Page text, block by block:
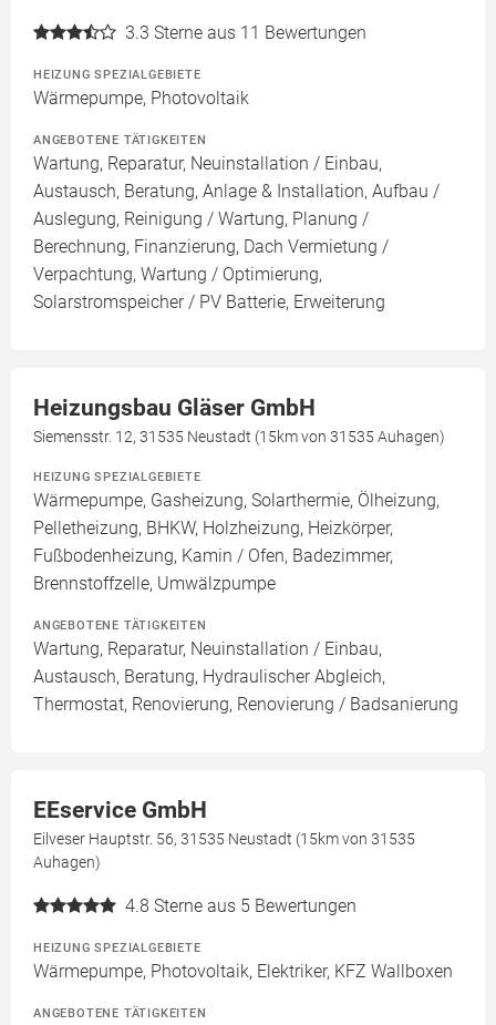
3.3 Sterne aus 11 Bewertungen
HEIZUNG SPEZIALGEBIETE
Wärmepumpe, Photovoltaik
ANGEBOTENE TÄTIGKEITEN
Wartung, Reparatur, Neuinstallation / Einbau,
Austausch, Beratung, Anlage & Installation, Aufbau /
Auslegung, Reinigung / Wartung, Planung /
Berechnung, Finanzierung, Dach Vermietung /
Verpachtung, Wartung / Optimierung,
Solarstromspeicher / PV Batterie, Erweiterung
Heizungsbau Gläser GmbH
Siemensstr. 12, 31535 Neustadt (15km von 31535 Auhagen)
HEIZUNG SPEZIALGEBIETE
Wärmepumpe, Gasheizung, Solarthermie, Ölheizung,
Pelletheizung, BHKW, Holzheizung, Heizkörper,
Fußbodenheizung, Kamin / Ofen, Badezimmer,
Brennstoffzelle, Umwälzpumpe
ANGEBOTENE TÄTIGKEITEN
Wartung, Reparatur, Neuinstallation / Einbau,
Austausch, Beratung, Hydraulischer Abgleich,
Thermostat, Renovierung, Renovierung / Badsanierung
EEservice GmbH
Eilveser Hauptstr. 56, 31535 Neustadt (15km von 31535
Auhagen)
4.8 Sterne aus 5 Bewertungen
HEIZUNG SPEZIALGEBIETE
Wärmepumpe, Photovoltaik, Elektriker, KFZ Wallboxen
ANGEBOTENE TÄTIGKEITEN